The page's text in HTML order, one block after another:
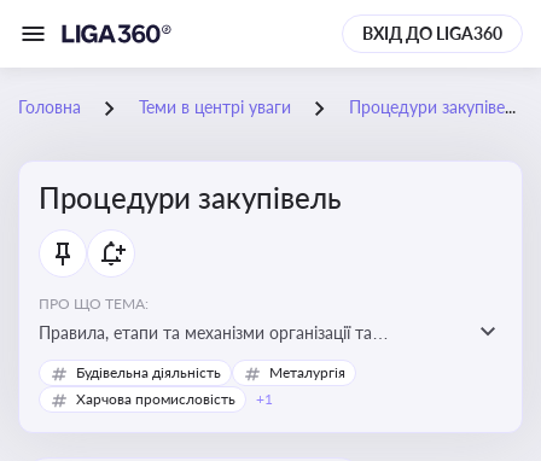
ВХІД ДО LIGA360
Головна Теми в центрі уваги Процедури закупівель
Процедури закупівель
ПРО ЩО ТЕМА:
Правила, етапи та механізми організації та
проведення закупівель товарів, робіт та послуг за
державні чи публічні кошти
Будівельна діяльність
Металургія
Харчова промисловість
+1